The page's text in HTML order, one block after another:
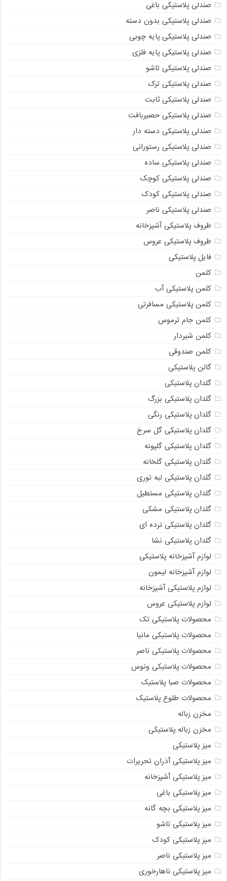
صندلی پلاستیکی باغی
صندلی پلاستیکی بدون دسته
صندلی پلاستیکی پایه چوبی
صندلی پلاستیکی پایه فلزی
صندلی پلاستیکی تاشو
صندلی پلاستیکی ترک
صندلی پلاستیکی ثابت
صندلی پلاستیکی حصیربافت
صندلی پلاستیکی دسته دار
صندلی پلاستیکی رستورانی
صندلی پلاستیکی ساده
صندلی پلاستیکی کوچک
صندلی پلاستیکی کودک
صندلی پلاستیکی ناصر
ظروف پلاستیکی آشپزخانه
ظروف پلاستیکی عروس
فایل پلاستیکی
کلمن
کلمن پلاستیکی آب
کلمن پلاستیکی مسافرتی
کلمن جام ترموس
کلمن شیردار
کلمن صندوقی
گالن پلاستیکی
گلدان پلاستیکی
گلدان پلاستیکی بزرگ
گلدان پلاستیکی رنگی
گلدان پلاستیکی گل سرخ
گلدان پلاستیکی گلپونه
گلدان پلاستیکی گلخانه
گلدان پلاستیکی لبه توری
گلدان پلاستیکی مستطیل
گلدان پلاستیکی مشکی
گلدان پلاستیکی نرده ای
گلدان پلاستیکی نشا
لوازم آشپزخانه پلاستیکی
لوازم آشپزخانه لیمون
لوازم پلاستیکی آشپزخانه
لوازم پلاستیکی عروس
محصولات پلاستیکی تک
محصولات پلاستیکی مانیا
محصولات پلاستیکی ناصر
محصولات پلاستیکی ونوس
محصولات صبا پلاستیک
محصولات طلوع پلاستیک
مخزن زباله
مخزن زباله پلاستیکی
میز پلاستیکی
میز پلاستیکی آذران تحریرات
میز پلاستیکی آشپزخانه
میز پلاستیکی باغی
میز پلاستیکی بچه گانه
میز پلاستیکی تاشو
میز پلاستیکی کودک
میز پلاستیکی ناصر
میز پلاستیکی ناهارخوری